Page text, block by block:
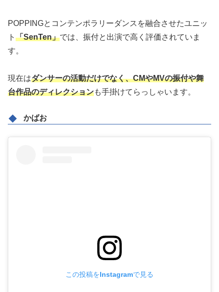
POPPINGとコンテンポラリーダンスを融合させたユニッ
ト 「SenTen」では、振付と出演で高く評価されていま
す。
現在はダンサーの活動だけでなく、CMやMVの振付や舞
台作品のディレクションも手掛けてらっしゃいます。
かばお
この投稿をInstagramで見る